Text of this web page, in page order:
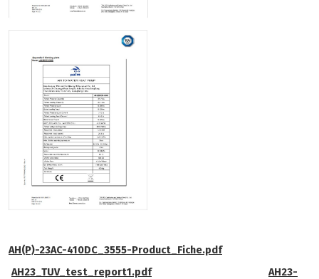
AH(P)-23AC-410DC_3555-Product_Fiche.pdf
AH23_TUV_test_report1.pdf
AH23-